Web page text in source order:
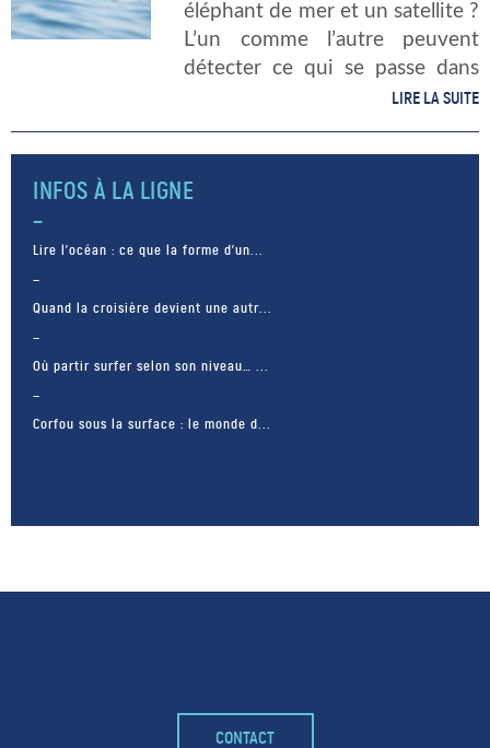
éléphant de mer et un satellite ?
L’un comme l’autre peuvent
détecter ce qui se passe dans
les fonds marins. Une équipe
français et américains s’est
servie des données recueillies
LIRE LA SUITE
INFOS À LA LIGNE
Lire l’océan : ce que la forme d’un...
Quand la croisière devient une autr...
Où partir surfer selon son niveau… ...
Corfou sous la surface : le monde d...
CONTACT